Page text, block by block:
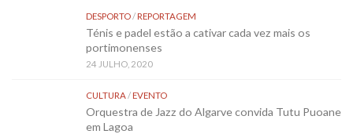
DESPORTO /REPORTAGEM
Ténis e padel estão a cativar cada vez mais os
portimonenses
24 JULHO, 2020
CULTURA /EVENTO
Orquestra de Jazz do Algarve convida Tutu Puoane
em Lagoa